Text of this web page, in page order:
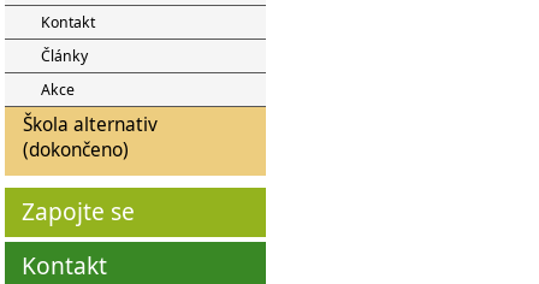
Kontakt
Články
Akce
Škola alternativ
(dokončeno)
Zapojte se
Kontakt